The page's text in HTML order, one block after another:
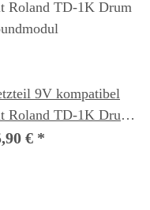
9V kompatibel
Roland TD-1K Drum
€ *